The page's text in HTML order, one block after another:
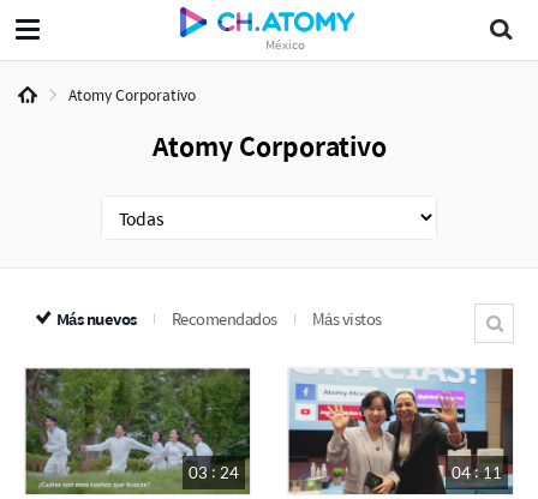
México
Atomy Corporativo
Atomy Corporativo
Más nuevos Recomendados Más vistos
03 : 24 04 : 11